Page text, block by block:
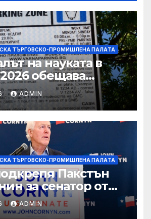
ТЪРГОВСКО-ПРОМИШЛЕНА ПАЛAТА
на науката в
обещава
научно-
иновации
ADMIN
ТЪРГОВСКО-ПРОМИШЛЕНА ПАЛAТА
Пакстън
за сенатор от
шокираща
ADMIN